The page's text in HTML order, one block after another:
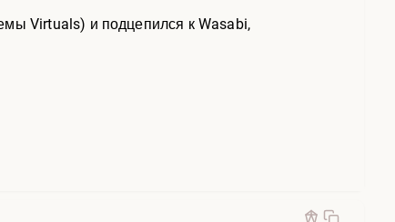
Virtuals) и подцепился к Wasabi,